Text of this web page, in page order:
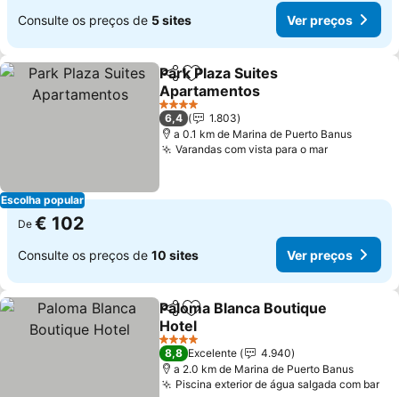
Consulte os preços de 5 sites Ver preços
Escolha popular
PartilharAdicionar aos favoritos
Park Plaza Suites
Apartamentos
Ver preços
4 Estrelas
6,4
1.803
a 0.1 km de Marina de Puerto Banus
Varandas com vista para o marVer
De € 102
Consulte os preços de 10 sites Ver preços
PartilharAdicionar aos favoritos
Paloma Blanca Boutique
Hotel
Ver preços
4 Estrelas
8,8 Excelente
4.940
a 2.0 km de Marina de Puerto Banus
Piscina exterior de água salgada com bar